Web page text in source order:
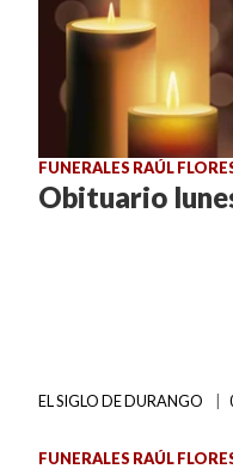
FUNERALES RAÚL
Obituario
EL SIGLO DE DURANGO
FUNERALES RAÚL